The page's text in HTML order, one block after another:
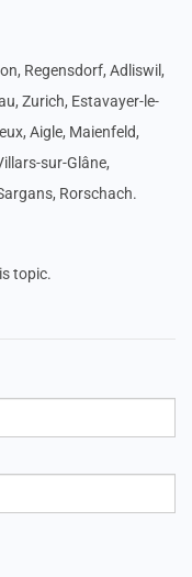
Regensdorf, Adliswil,
Zurich, Estavayer-le-
Aigle, Maienfeld,
sur-Glâne,
Rorschach.
topic.